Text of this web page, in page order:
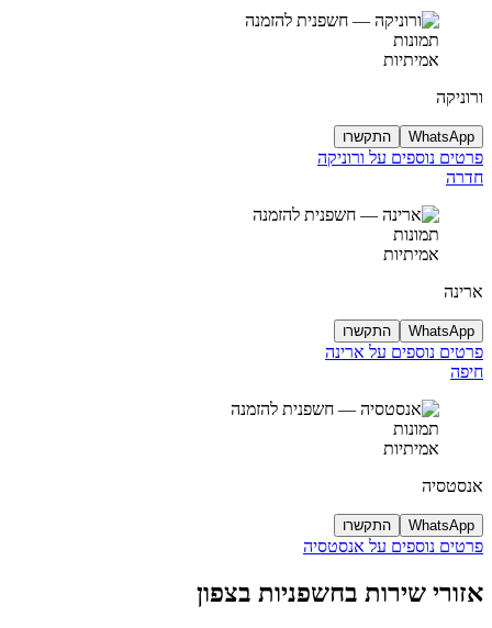
תמונות
אמיתיות
ורוניקה
WhatsApp התקשרו
פרטים נוספים על ורוניקה
חדרה
תמונות
אמיתיות
ארינה
WhatsApp התקשרו
פרטים נוספים על ארינה
חיפה
תמונות
אמיתיות
אנסטסיה
WhatsApp התקשרו
פרטים נוספים על אנסטסיה
אזורי שירות בחשפניות בצפון